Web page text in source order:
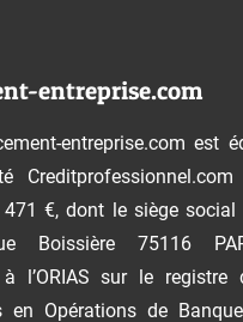
entreprise.com
entreprise.com est
€, dont le siège social
Boissière 75116
l’ORIAS sur le registre
en Opérations de